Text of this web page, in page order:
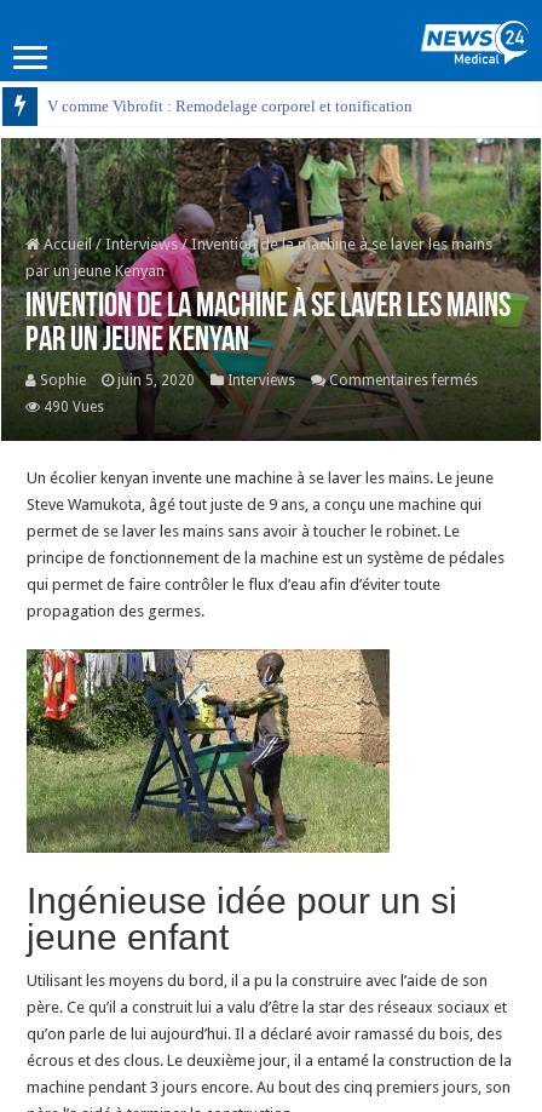
V comme Vibrofit : Remodelage corporel et tonification
Accueil / Interviews / Invention de la machine à se laver les mains
par un jeune Kenyan
Invention de la machine à se laver les mains
par un jeune Kenyan
Sophie juin 5, 2020 Interviews Commentaires ferméssur
machine
à
laver
490 Vues
Un écolier kenyan invente une machine à se laver les mains. Le jeune
Steve Wamukota, âgé tout juste de 9 ans, a conçu une machine qui
permet de se laver les mains sans avoir à toucher le robinet. Le
principe de fonctionnement de la machine est un système de pédales
qui permet de faire contrôler le flux d’eau afin d’éviter toute
propagation des germes.
Ingénieuse idée pour un si
jeune enfant
Utilisant les moyens du bord, il a pu la construire avec l’aide de son
père. Ce qu’il a construit lui a valu d’être la star des réseaux sociaux et
qu’on parle de lui aujourd’hui. Il a déclaré avoir ramassé du bois, des
écrous et des clous. Le deuxième jour, il a entamé la construction de la
machine pendant 3 jours encore. Au bout des cinq premiers jours, son